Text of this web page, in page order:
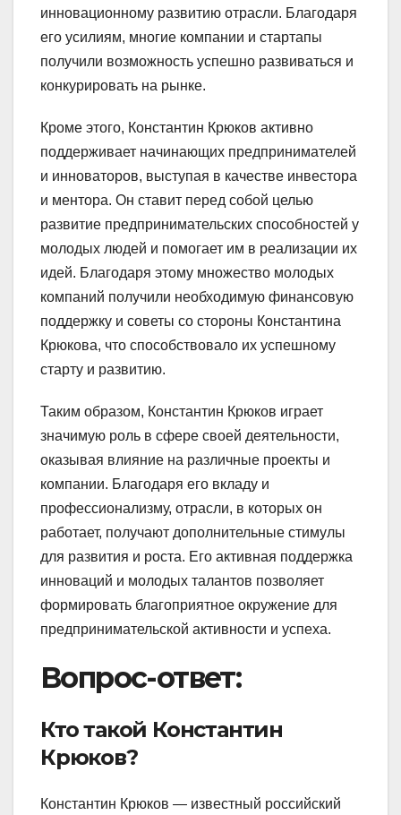
инновационному развитию отрасли. Благодаря
его усилиям, многие компании и стартапы
получили возможность успешно развиваться и
конкурировать на рынке.
Кроме этого, Константин Крюков активно
поддерживает начинающих предпринимателей
и инноваторов, выступая в качестве инвестора
и ментора. Он ставит перед собой целью
развитие предпринимательских способностей у
молодых людей и помогает им в реализации их
идей. Благодаря этому множество молодых
компаний получили необходимую финансовую
поддержку и советы со стороны Константина
Крюкова, что способствовало их успешному
старту и развитию.
Таким образом, Константин Крюков играет
значимую роль в сфере своей деятельности,
оказывая влияние на различные проекты и
компании. Благодаря его вкладу и
профессионализму, отрасли, в которых он
работает, получают дополнительные стимулы
для развития и роста. Его активная поддержка
инноваций и молодых талантов позволяет
формировать благоприятное окружение для
предпринимательской активности и успеха.
Вопрос-ответ:
Кто такой Константин
Крюков?
Константин Крюков — известный российский